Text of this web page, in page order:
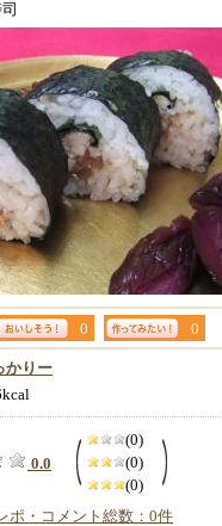
0 0
かりー
0.0
(0)
(0)
(0)
ポ・コメント総数：0件